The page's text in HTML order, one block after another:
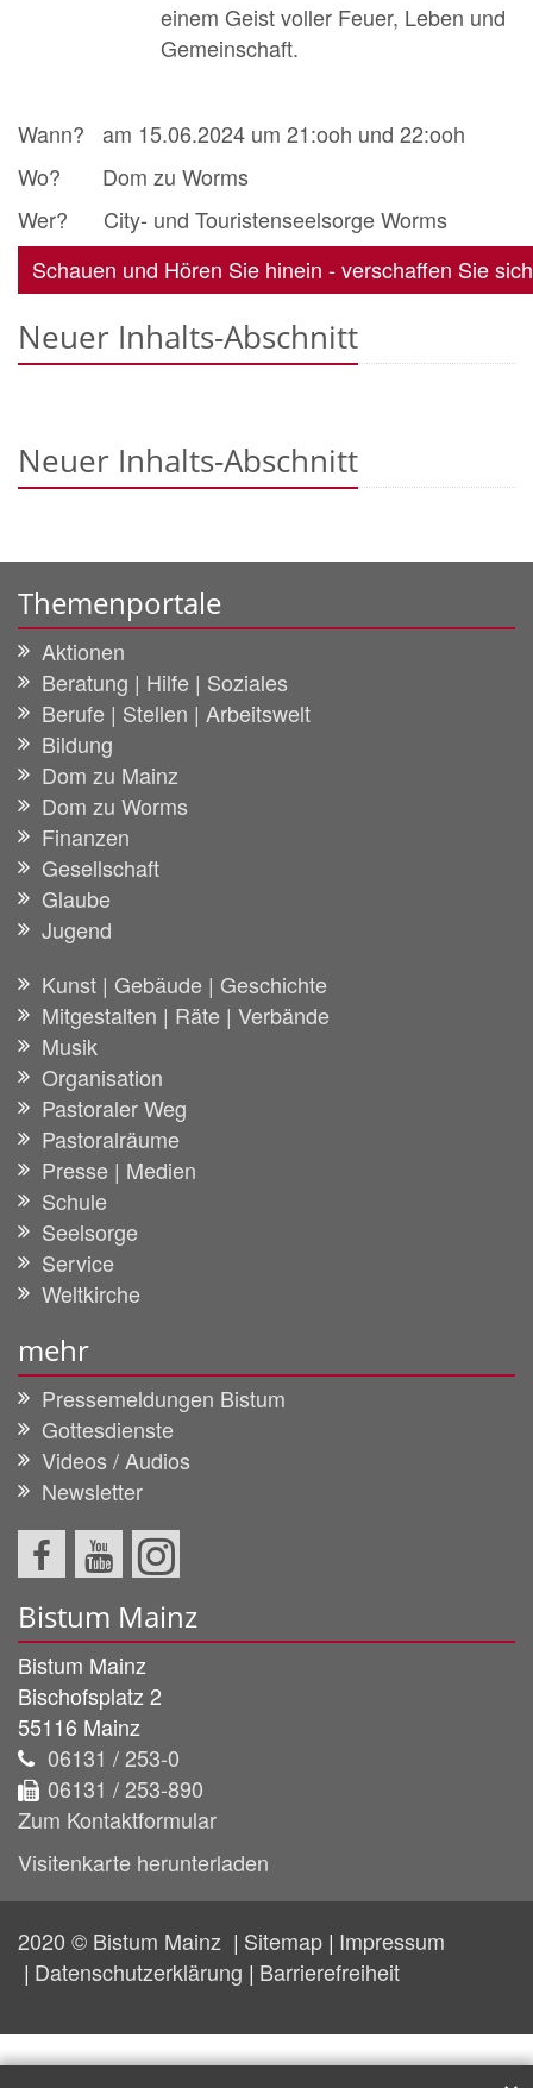
einem Geist voller Feuer, Leben und
Gemeinschaft.
Wann? am 15.06.2024 um 21:ooh und 22:ooh
Wo? Dom zu Worms
Wer? City- und Touristenseelsorge Worms
Schauen und Hören Sie hinein - verschaffen Sie
Neuer Inhalts-Abschnitt
Neuer Inhalts-Abschnitt
Themenportale
Aktionen
Beratung | Hilfe | Soziales
Berufe | Stellen | Arbeitswelt
Bildung
Dom zu Mainz
Dom zu Worms
Finanzen
Gesellschaft
Glaube
Jugend
Kunst | Gebäude | Geschichte
Mitgestalten | Räte | Verbände
Musik
Organisation
Pastoraler Weg
Pastoralräume
Presse | Medien
Schule
Seelsorge
Service
Weltkirche
mehr
Pressemeldungen Bistum
Gottesdienste
Videos / Audios
Newsletter
Bistum Mainz
Bistum Mainz
Bischofsplatz 2
55116 Mainz
06131 / 253-0
06131 / 253-890
Zum Kontaktformular
Visitenkarte herunterladen
2020 © Bistum Mainz Sitemap Impressum
Datenschutzerklärung
Barrierefreiheit